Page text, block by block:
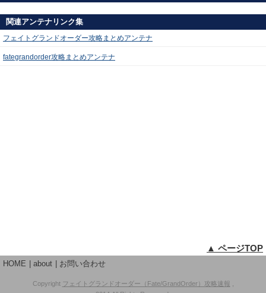
関連アンテナリンク集
フェイトグランドオーダー攻略まとめアンテナ
fategrandorder攻略まとめアンテナ
▲ ページTOP
HOME about お問い合わせ
Copyright フェイトグランドオーダー（Fate/GrandOrder）攻略速報 ,